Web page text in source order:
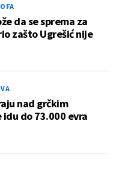
da se sprema za
zašto Ugrešić nije
nad grčkim
idu do 73.000 evra